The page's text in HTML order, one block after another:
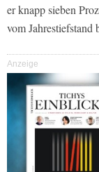
er knapp sieben
vom Jahrestiefstand
Anzeige